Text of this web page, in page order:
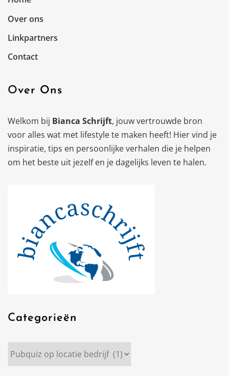
Over ons
Linkpartners
Contact
Over Ons
Welkom bij Bianca Schrijft, jouw vertrouwde bron
voor alles wat met lifestyle te maken heeft! Hier vind je
inspiratie, tips en persoonlijke verhalen die je helpen
om het beste uit jezelf en je dagelijks leven te halen.
Categorieën
Categorieën